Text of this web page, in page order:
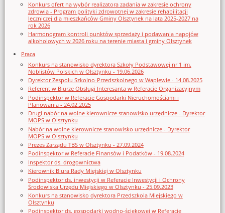
Konkurs ofert na wybór realizatora zadania w zakresie ochrony
zdrowia - Program polityki zdrowotnej w zakresie rehabilitacji
leczniczej dla mieszkańców Gminy Olsztynek na lata 2025-2027 na
rok 2026
Harmonogram kontroli punktów sprzedaży i podawania napojów
alkoholowych w 2026 roku na terenie miasta i gminy Olsztynek
Praca
Konkurs na stanowisko dyrektora Szkoły Podstawowej nr 1 im.
Noblistów Polskich w Olsztynku - 19.06.2026
Dyrektor Zespołu Szkolno-Przedszkolnego w Waplewie - 14.08.2025
Referent w Biurze Obsługi Interesanta w Referacie Organizacyjnym
Podinspektor w Referacie Gospodarki Nieruchomościami i
Planowania - 24.02.2025
Drugi nabór na wolne kierownicze stanowisko urzędnicze - Dyrektor
MOPS w Olsztynku
Nabór na wolne kierownicze stanowisko urzędnicze - Dyrektor
MOPS w Olsztynku
Prezes Zarządu TBS w Olsztynku - 27.09.2024
Podinspektor w Referacie Finansów i Podatków - 19.08.2024
Inspektor ds. drogownictwa
Kierownik Biura Rady Miejskiej w Olsztynku
Podinspektor ds. inwestycji w Referacie Inwestycji i Ochrony
Środowiska Urzędu Miejskiego w Olsztynku - 25.09.2023
Konkurs na stanowisko dyrektora Przedszkola Miejskiego w
Olsztynku
Podinspektor ds. gospodarki wodno-ściekowej w Referacie